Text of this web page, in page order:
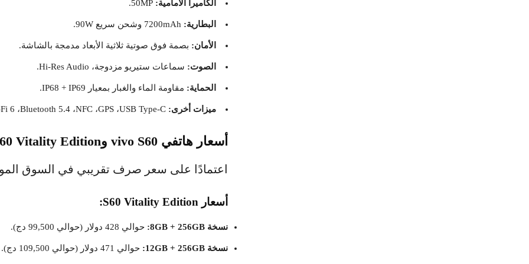
الكاميرا الأمامية: 50MP.
البطارية:
الأمان: بصمة فوق صوتية ثلاثية الأبعاد مدمجة بالشاشة.
الصوت: سماعات ستيريو مزدوجة، Hi-Res Audio.
الحماية: مقاومة الماء والغبار بمعيار IP68 + IP69.
ميزات أخرى:
أسعار هاتفي vivo S60 وS60 Vitality Edition
اعتمادًا على سعر صرف تقريبي في السوق
أسعار S60 Vitality Edition:
نسخة 8GB + 256GB: حوالي 428 دولار (حوالي 99,500 دج).
نسخة 12GB + 256GB: حوالي 471 دولار (حوالي 109,500 دج).